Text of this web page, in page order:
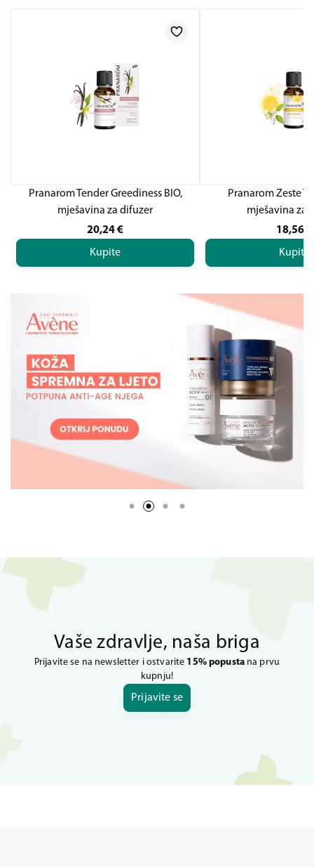
Pranarom Tender Greediness BIO,
mješavina za difuzer
20,24€
Kupite
Pranarom Zeste
mješavina za
18,56
Kupite
Vaše zdravlje, naša briga
Prijavite se na newsletter i ostvarite 15% popustana prvu
kupnju!
Prijavite se